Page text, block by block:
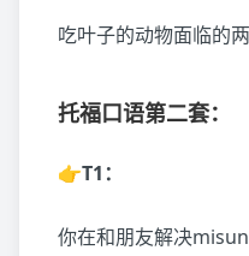
吃叶子的动物面临的
托福口语第二套：
👉T1：
你在和朋友解决